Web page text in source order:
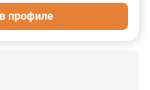
профиле